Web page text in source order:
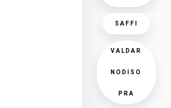
SAFFI
VALDAR
NODISO
PRA